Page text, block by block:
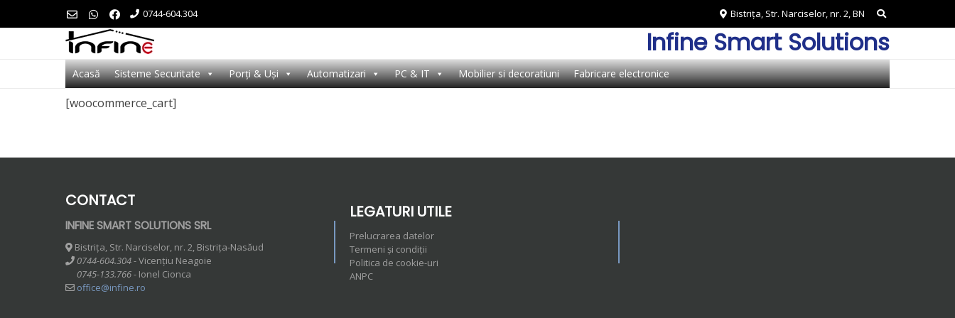
to
0744-604.304 Bistrița, Str. Narciselor, nr. 2, BN
Infine Smart Solutions
Acasă Sisteme Securitate Porți & Uși Automatizari PC & IT Mobilier si decoratiuni Fabricare electronice
[woocommerce_cart]
CONTACT
INFINE SMART SOLUTIONS SRL
Bistrița, Str. Narciselor, nr. 2, Bistrița-Nasăud
0744-604.304 -Vicențiu Neagoie
0745-133.766 - Ionel Cionca
office@infine.ro
LEGATURI UTILE
Prelucrarea datelor
Termeni și condiții
Politica de cookie-uri
ANPC